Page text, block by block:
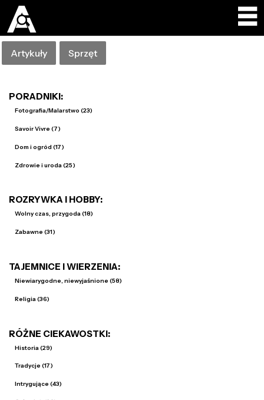
Artykuły Sprzęt
PORADNIKI:
Fotografia/Malarstwo (23)
Savoir Vivre (7)
Dom i ogród (17)
Zdrowie i uroda (25)
ROZRYWKA I HOBBY:
Wolny czas, przygoda (18)
Zabawne (31)
TAJEMNICE I WIERZENIA:
Niewiarygodne, niewyjaśnione (58)
Religia (36)
RÓŻNE CIEKAWOSTKI:
Historia (29)
Tradycje (17)
Intrygujące (43)